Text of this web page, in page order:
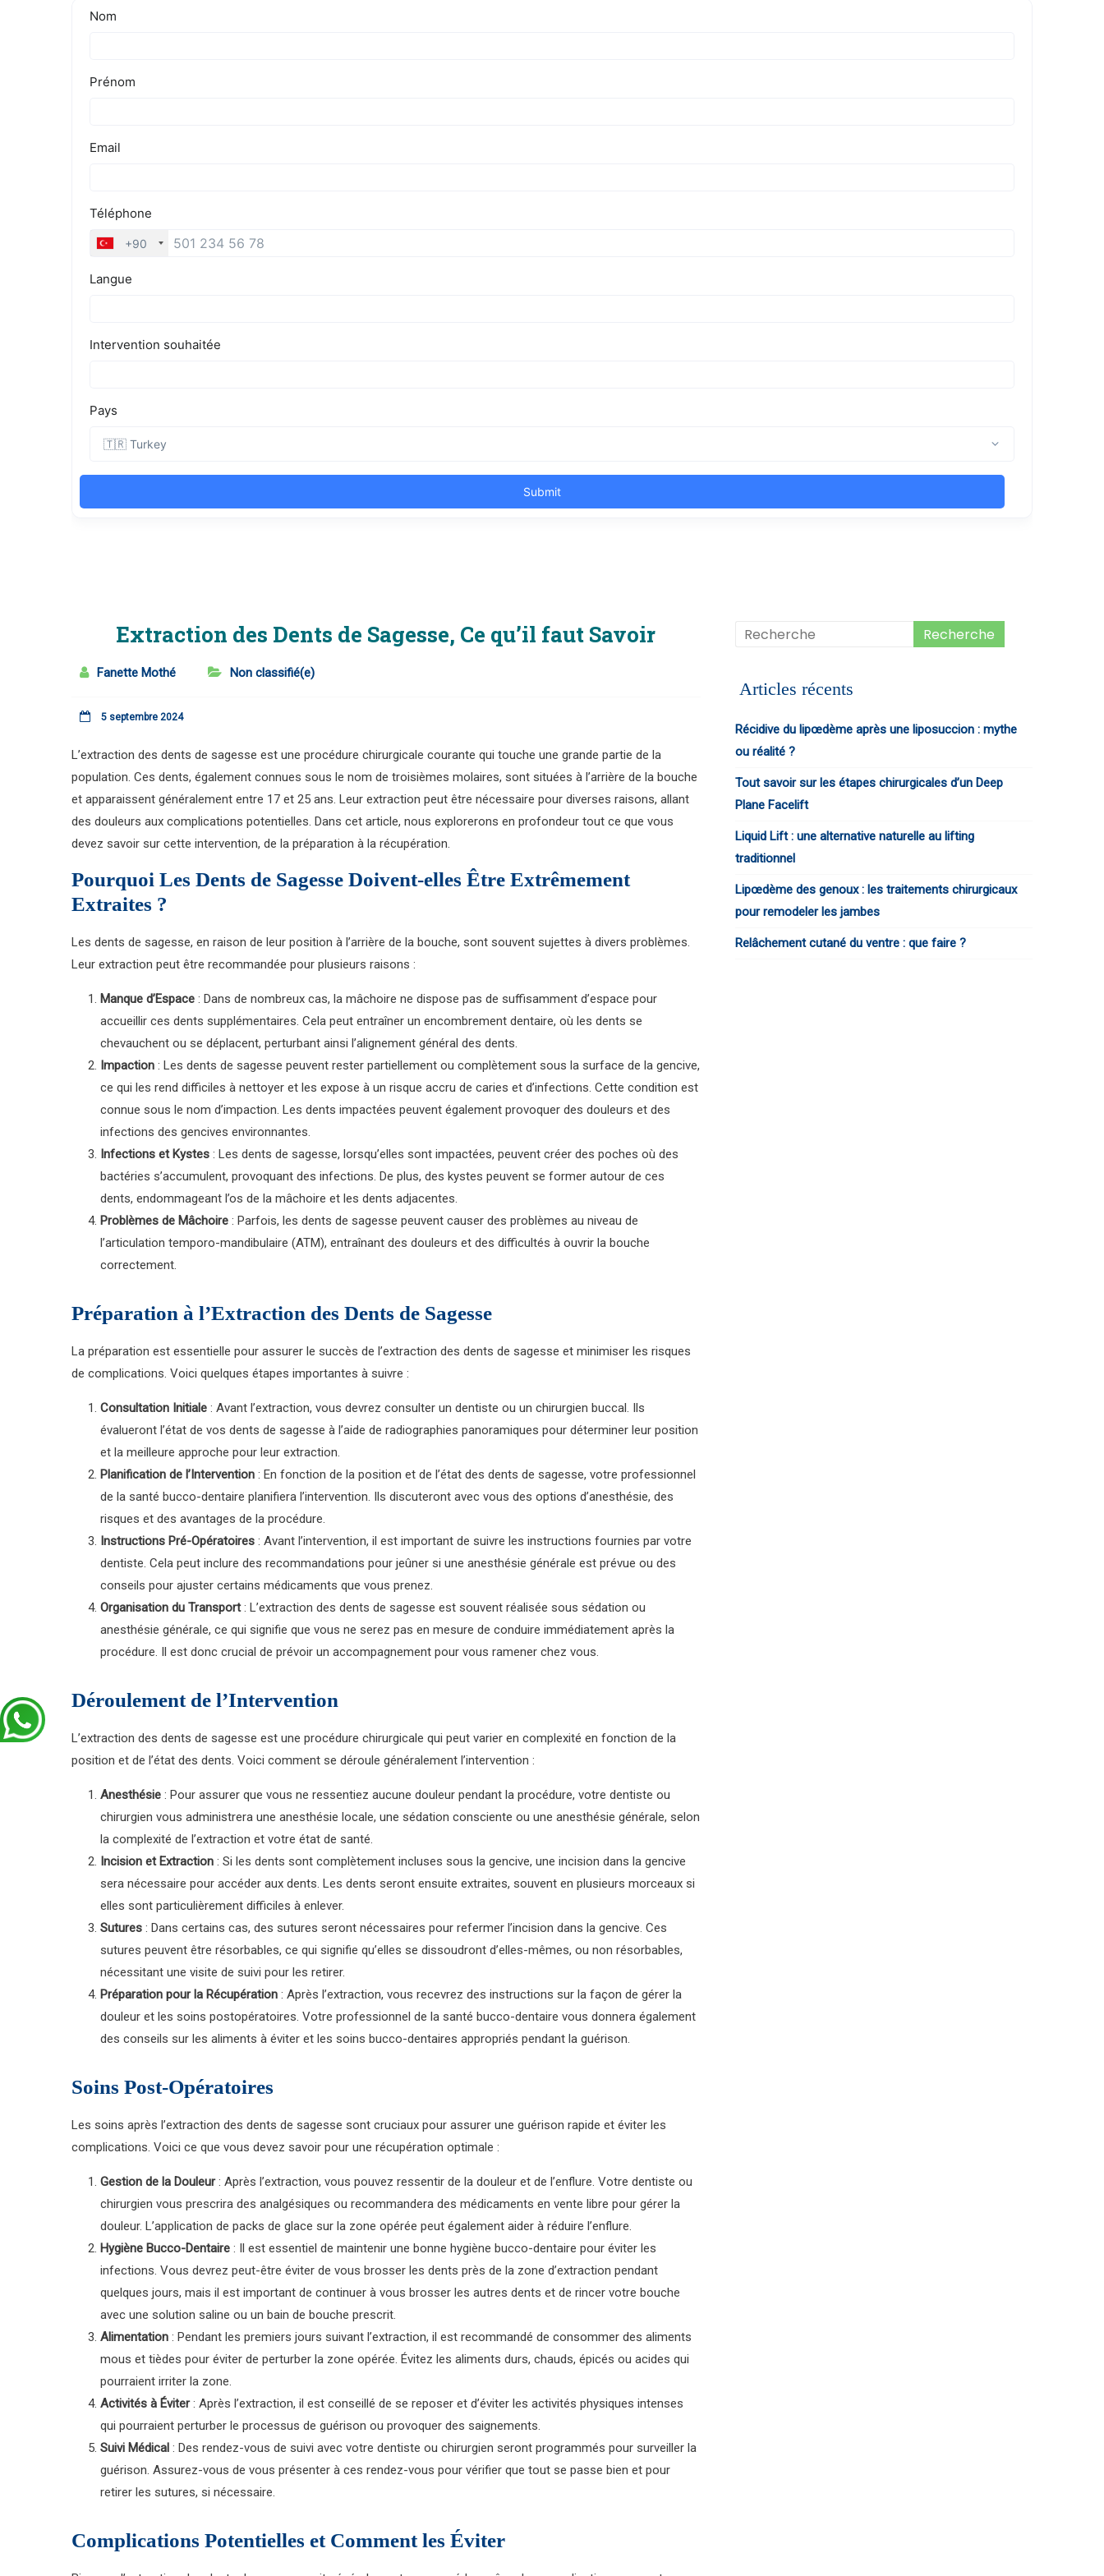
Extraction des Dents de Sagesse, Ce qu’il faut Savoir
Fanette Mothé Non classifié(e)
5 septembre 2024
L’extraction des dents de sagesse est une procédure chirurgicale courante qui touche une grande partie de la
population. Ces dents, également connues sous le nom de troisièmes molaires, sont situées à l’arrière de la bouche
et apparaissent généralement entre 17 et 25 ans. Leur extraction peut être nécessaire pour diverses raisons, allant
des douleurs aux complications potentielles. Dans cet article, nous explorerons en profondeur tout ce que vous
devez savoir sur cette intervention, de la préparation à la récupération.
Pourquoi Les Dents de Sagesse Doivent-elles Être Extrêmement
Extraites ?
Les dents de sagesse, en raison de leur position à l’arrière de la bouche, sont souvent sujettes à divers problèmes.
Leur extraction peut être recommandée pour plusieurs raisons :
Manque d’Espace : Dans de nombreux cas, la mâchoire ne dispose pas de suffisamment d’espace pour
accueillir ces dents supplémentaires. Cela peut entraîner un encombrement dentaire, où les dents se
chevauchent ou se déplacent, perturbant ainsi l’alignement général des dents.
Impaction : Les dents de sagesse peuvent rester partiellement ou complètement sous la surface de la gencive,
ce qui les rend difficiles à nettoyer et les expose à un risque accru de caries et d’infections. Cette condition est
connue sous le nom d’impaction. Les dents impactées peuvent également provoquer des douleurs et des
infections des gencives environnantes.
Infections et Kystes : Les dents de sagesse, lorsqu’elles sont impactées, peuvent créer des poches où des
bactéries s’accumulent, provoquant des infections. De plus, des kystes peuvent se former autour de ces
dents, endommageant l’os de la mâchoire et les dents adjacentes.
Problèmes de Mâchoire : Parfois, les dents de sagesse peuvent causer des problèmes au niveau de
l’articulation temporo-mandibulaire (ATM), entraînant des douleurs et des difficultés à ouvrir la bouche
correctement.
Préparation à l’Extraction des Dents de Sagesse
La préparation est essentielle pour assurer le succès de l’extraction des dents de sagesse et minimiser les risques
de complications. Voici quelques étapes importantes à suivre :
Consultation Initiale : Avant l’extraction, vous devrez consulter un dentiste ou un chirurgien buccal. Ils
évalueront l’état de vos dents de sagesse à l’aide de radiographies panoramiques pour déterminer leur position
et la meilleure approche pour leur extraction.
Planification de l’Intervention : En fonction de la position et de l’état des dents de sagesse, votre professionnel
de la santé bucco-dentaire planifiera l’intervention. Ils discuteront avec vous des options d’anesthésie, des
risques et des avantages de la procédure.
Instructions Pré-Opératoires : Avant l’intervention, il est important de suivre les instructions fournies par votre
dentiste. Cela peut inclure des recommandations pour jeûner si une anesthésie générale est prévue ou des
conseils pour ajuster certains médicaments que vous prenez.
Organisation du Transport: L’extraction des dents de sagesse est souvent réalisée sous sédation ou
anesthésie générale, ce qui signifie que vous ne serez pas en mesure de conduire immédiatement après la
procédure. Il est donc crucial de prévoir un accompagnement pour vous ramener chez vous.
Déroulement de l’Intervention
L’extraction des dents de sagesse est une procédure chirurgicale qui peut varier en complexité en fonction de la
position et de l’état des dents. Voici comment se déroule généralement l’intervention :
Anesthésie : Pour assurer que vous ne ressentiez aucune douleur pendant la procédure, votre dentiste ou
chirurgien vous administrera une anesthésie locale, une sédation consciente ou une anesthésie générale, selon
la complexité de l’extraction et votre état de santé.
Incision et Extraction : Si les dents sont complètement incluses sous la gencive, une incision dans la gencive
sera nécessaire pour accéder aux dents. Les dents seront ensuite extraites, souvent en plusieurs morceaux si
elles sont particulièrement difficiles à enlever.
Sutures : Dans certains cas, des sutures seront nécessaires pour refermer l’incision dans la gencive. Ces
sutures peuvent être résorbables, ce qui signifie qu’elles se dissoudront d’elles-mêmes, ou non résorbables,
nécessitant une visite de suivi pour les retirer.
Préparation pour la Récupération : Après l’extraction, vous recevrez des instructions sur la façon de gérer la
douleur et les soins postopératoires. Votre professionnel de la santé bucco-dentaire vous donnera également
des conseils sur les aliments à éviter et les soins bucco-dentaires appropriés pendant la guérison.
Soins Post-Opératoires
Les soins après l’extraction des dents de sagesse sont cruciaux pour assurer une guérison rapide et éviter les
complications. Voici ce que vous devez savoir pour une récupération optimale :
Gestion de la Douleur: Après l’extraction, vous pouvez ressentir de la douleur et de l’enflure. Votre dentiste ou
chirurgien vous prescrira des analgésiques ou recommandera des médicaments en vente libre pour gérer la
douleur. L’application de packs de glace sur la zone opérée peut également aider à réduire l’enflure.
Hygiène Bucco-Dentaire : Il est essentiel de maintenir une bonne hygiène bucco-dentaire pour éviter les
infections. Vous devrez peut-être éviter de vous brosser les dents près de la zone d’extraction pendant
quelques jours, mais il est important de continuer à vous brosser les autres dents et de rincer votre bouche
avec une solution saline ou un bain de bouche prescrit.
Alimentation : Pendant les premiers jours suivant l’extraction, il est recommandé de consommer des aliments
mous et tièdes pour éviter de perturber la zone opérée. Évitez les aliments durs, chauds, épicés ou acides qui
pourraient irriter la zone.
Activités à Éviter: Après l’extraction, il est conseillé de se reposer et d’éviter les activités physiques intenses
qui pourraient perturber le processus de guérison ou provoquer des saignements.
Suivi Médical : Des rendez-vous de suivi avec votre dentiste ou chirurgien seront programmés pour surveiller la
guérison. Assurez-vous de vous présenter à ces rendez-vous pour vérifier que tout se passe bien et pour
retirer les sutures, si nécessaire.
Complications Potentielles et Comment les Éviter
Articles récents
Récidive du lipœdème après une liposuccion : mythe
ou réalité ?
Tout savoir sur les étapes chirurgicales d’un Deep
Plane Facelift
Liquid Lift : une alternative naturelle au lifting
traditionnel
Lipœdème des genoux : les traitements chirurgicaux
pour remodeler les jambes
Relâchement cutané du ventre : que faire ?